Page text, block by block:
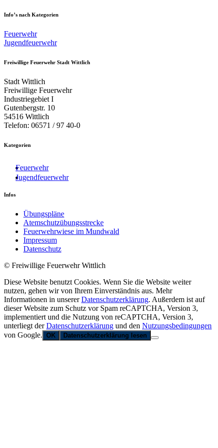
Info’s nach Kategorien
Feuerwehr
Jugendfeuerwehr
Freiwillige Feuerwehr Stadt Wittlich
Stadt Wittlich
Freiwillige Feuerwehr
Industriegebiet I
Gutenbergstr. 10
54516 Wittlich
Telefon: 06571 / 97 40-0
Kategorien
Feuerwehr
Jugendfeuerwehr
Infos
Übungspläne
Atemschutzübungsstrecke
Feuerwehrwiese im Mundwald
Impressum
Datenschutz
© Freiwillige Feuerwehr Wittlich
Diese Website benutzt Cookies. Wenn Sie die Website weiter
nutzen, gehen wir von Ihrem Einverständnis aus. Mehr
Informationen in unsererDatenschutzerklärung. Außerdem ist auf
dieser Website zum Schutz vor Spam reCAPTCHA, Version 3,
implementiert und die Nutzung von reCAPTCHA, Version 3,
unterliegt derDatenschutzerklärung und den Nutzungsbedingungen
von Google. OK Datenschutzerklärung lesen